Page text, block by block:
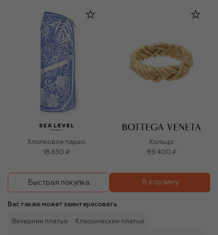
Хлопковое парео
18 650 ₽
Кольцо
89 400 ₽
Быстрая покупка В корзину
Вас также может заинтересовать
Вечерние платья Классические платья